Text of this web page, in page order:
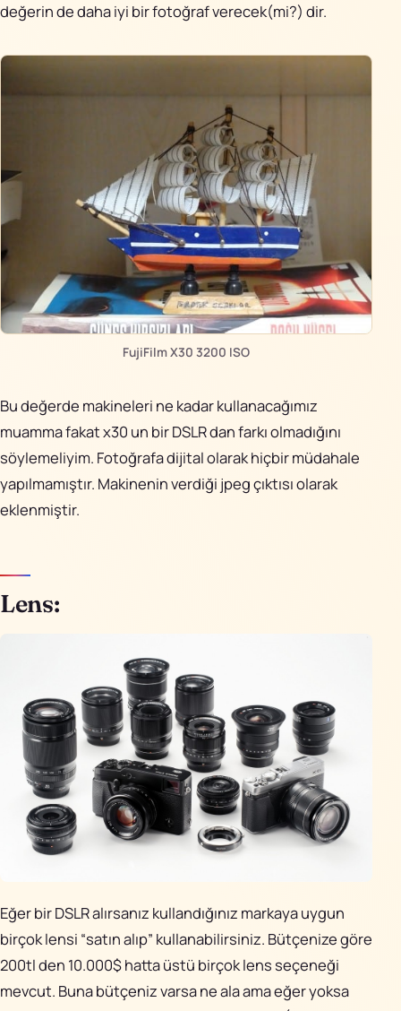
değerin de daha iyi bir fotoğraf verecek(mi?) dir.
FujiFilm X30 3200 ISO
Bu değerde makineleri ne kadar kullanacağımız
muamma fakat x30 un bir DSLR dan farkı olmadığını
söylemeliyim. Fotoğrafa dijital olarak hiçbir müdahale
yapılmamıştır. Makinenin verdiği jpeg çıktısı olarak
eklenmiştir.
Lens:
Eğer bir DSLR alırsanız kullandığınız markaya uygun
birçok lensi “satın alıp” kullanabilirsiniz. Bütçenize göre
200tl den 10.000$ hatta üstü birçok lens seçeneği
mevcut. Buna bütçeniz varsa ne ala ama eğer yoksa